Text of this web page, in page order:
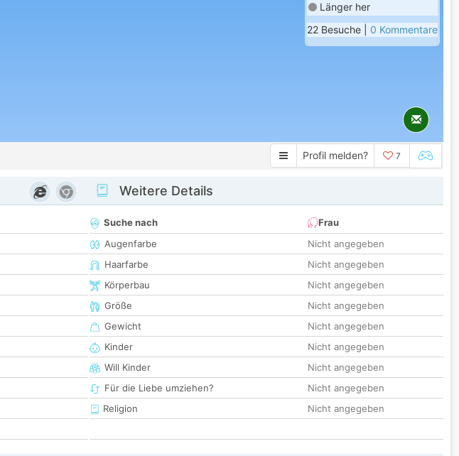
Länger her
22 Besuche | 0 Kommentare
Profil melden? 7
Weitere Details
Suche nach
Frau
Augenfarbe
Nicht angegeben
Haarfarbe
Nicht angegeben
Körperbau
Nicht angegeben
Größe
Nicht angegeben
Gewicht
Nicht angegeben
Kinder
Nicht angegeben
Will Kinder
Nicht angegeben
Für die Liebe umziehen?
Nicht angegeben
Religion
Nicht angegeben